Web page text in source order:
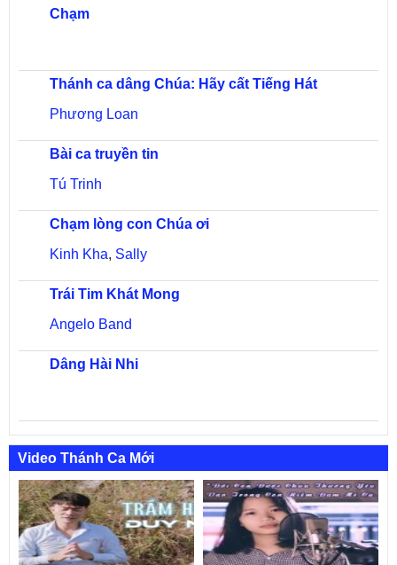
Chạm
Thánh ca dâng Chúa: Hãy cất Tiếng Hát
Phương Loan
Bài ca truyền tin
Tú Trinh
Chạm lòng con Chúa ơi
Kinh Kha, Sally
Trái Tim Khát Mong
Angelo Band
Dâng Hài Nhi
Video Thánh Ca Mới